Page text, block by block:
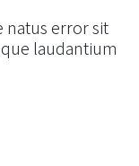
natus error sit
laudantium